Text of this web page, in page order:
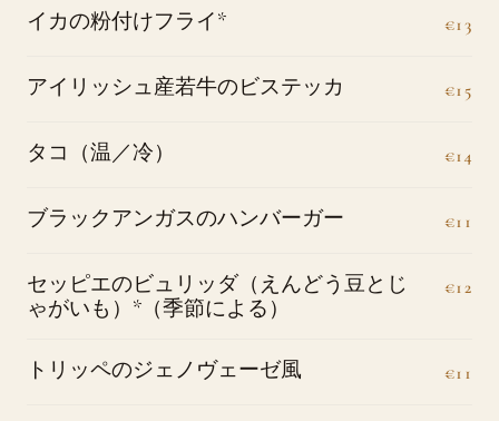
イカの粉付けフライ* €13
アイリッシュ産若牛のビステッカ €15
タコ（温／冷） €14
ブラックアンガスのハンバーガー €11
セッピエのビュリッダ（えんどう豆とじ
ゃがいも）*（季節による）
€12
トリッペのジェノヴェーゼ風 €11